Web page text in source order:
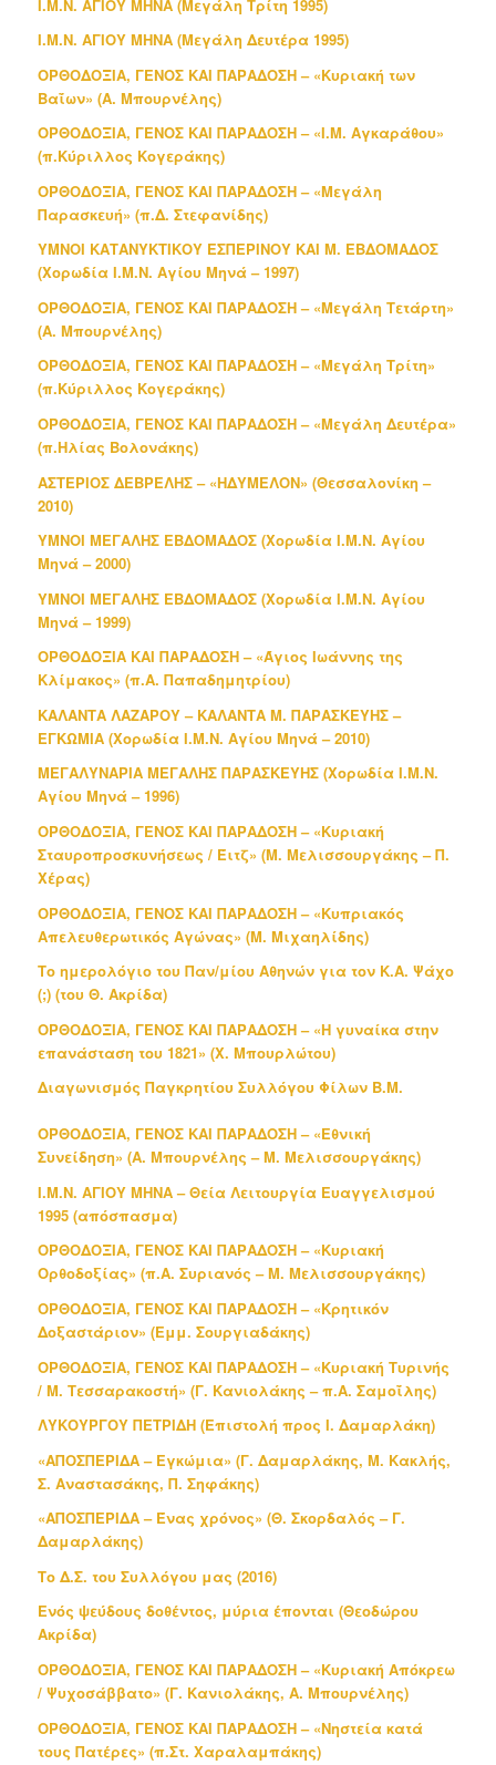
Ι.Μ.Ν. ΑΓΙΟΥ ΜΗΝΑ (Μεγάλη Τρίτη 1995)
Ι.Μ.Ν. ΑΓΙΟΥ ΜΗΝΑ (Μεγάλη Δευτέρα 1995)
ΟΡΘΟΔΟΞΙΑ, ΓΕΝΟΣ ΚΑΙ ΠΑΡΑΔΟΣΗ – «Κυριακή των
Βαΐων» (Α. Μπουρνέλης)
ΟΡΘΟΔΟΞΙΑ, ΓΕΝΟΣ ΚΑΙ ΠΑΡΑΔΟΣΗ – «Ι.Μ. Αγκαράθου»
(π.Κύριλλος Κογεράκης)
ΟΡΘΟΔΟΞΙΑ, ΓΕΝΟΣ ΚΑΙ ΠΑΡΑΔΟΣΗ – «Μεγάλη
Παρασκευή» (π.Δ. Στεφανίδης)
ΥΜΝΟΙ ΚΑΤΑΝΥΚΤΙΚΟΥ ΕΣΠΕΡΙΝΟΥ ΚΑΙ Μ. ΕΒΔΟΜΑΔΟΣ
(Χορωδία Ι.Μ.Ν. Αγίου Μηνά – 1997)
ΟΡΘΟΔΟΞΙΑ, ΓΕΝΟΣ ΚΑΙ ΠΑΡΑΔΟΣΗ – «Μεγάλη Τετάρτη»
(Α. Μπουρνέλης)
ΟΡΘΟΔΟΞΙΑ, ΓΕΝΟΣ ΚΑΙ ΠΑΡΑΔΟΣΗ – «Μεγάλη Τρίτη»
(π.Κύριλλος Κογεράκης)
ΟΡΘΟΔΟΞΙΑ, ΓΕΝΟΣ ΚΑΙ ΠΑΡΑΔΟΣΗ – «Μεγάλη Δευτέρα»
(π.Ηλίας Βολονάκης)
ΑΣΤΕΡΙΟΣ ΔΕΒΡΕΛΗΣ – «ΗΔΥΜΕΛΟΝ» (Θεσσαλονίκη –
2010)
ΥΜΝΟΙ ΜΕΓΑΛΗΣ ΕΒΔΟΜΑΔΟΣ (Χορωδία Ι.Μ.Ν. Αγίου
Μηνά – 2000)
ΥΜΝΟΙ ΜΕΓΑΛΗΣ ΕΒΔΟΜΑΔΟΣ (Χορωδία Ι.Μ.Ν. Αγίου
Μηνά – 1999)
ΟΡΘΟΔΟΞΙΑ ΚΑΙ ΠΑΡΑΔΟΣΗ – «Άγιος Ιωάννης της
Κλίμακος» (π.Α. Παπαδημητρίου)
ΚΑΛΑΝΤΑ ΛΑΖΑΡΟΥ – ΚΑΛΑΝΤΑ Μ. ΠΑΡΑΣΚΕΥΗΣ –
ΕΓΚΩΜΙΑ (Χορωδία Ι.Μ.Ν. Αγίου Μηνά – 2010)
ΜΕΓΑΛΥΝΑΡΙΑ ΜΕΓΑΛΗΣ ΠΑΡΑΣΚΕΥΗΣ (Χορωδία Ι.Μ.Ν.
Αγίου Μηνά – 1996)
ΟΡΘΟΔΟΞΙΑ, ΓΕΝΟΣ ΚΑΙ ΠΑΡΑΔΟΣΗ – «Κυριακή
Σταυροπροσκυνήσεως / Έιτζ» (Μ. Μελισσουργάκης – Π.
Χέρας)
ΟΡΘΟΔΟΞΙΑ, ΓΕΝΟΣ ΚΑΙ ΠΑΡΑΔΟΣΗ – «Κυπριακός
Απελευθερωτικός Αγώνας» (Μ. Μιχαηλίδης)
Το ημερολόγιο του Παν/μίου Αθηνών για τον Κ.Α. Ψάχο
(;) (του Θ. Ακρίδα)
ΟΡΘΟΔΟΞΙΑ, ΓΕΝΟΣ ΚΑΙ ΠΑΡΑΔΟΣΗ – «Η γυναίκα στην
επανάσταση του 1821» (Χ. Μπουρλώτου)
Διαγωνισμός Παγκρητίου Συλλόγου Φίλων Β.Μ.
ΟΡΘΟΔΟΞΙΑ, ΓΕΝΟΣ ΚΑΙ ΠΑΡΑΔΟΣΗ – «Εθνική
Συνείδηση» (Α. Μπουρνέλης – Μ. Μελισσουργάκης)
Ι.Μ.Ν. ΑΓΙΟΥ ΜΗΝΑ – Θεία Λειτουργία Ευαγγελισμού
1995 (απόσπασμα)
ΟΡΘΟΔΟΞΙΑ, ΓΕΝΟΣ ΚΑΙ ΠΑΡΑΔΟΣΗ – «Κυριακή
Ορθοδοξίας» (π.Α. Συριανός – Μ. Μελισσουργάκης)
ΟΡΘΟΔΟΞΙΑ, ΓΕΝΟΣ ΚΑΙ ΠΑΡΑΔΟΣΗ – «Κρητικόν
Δοξαστάριον» (Εμμ. Σουργιαδάκης)
ΟΡΘΟΔΟΞΙΑ, ΓΕΝΟΣ ΚΑΙ ΠΑΡΑΔΟΣΗ – «Κυριακή Τυρινής
/ Μ. Τεσσαρακοστή» (Γ. Κανιολάκης – π.Α. Σαμοΐλης)
ΛΥΚΟΥΡΓΟΥ ΠΕΤΡΙΔΗ (Επιστολή προς Ι. Δαμαρλάκη)
«ΑΠΟΣΠΕΡΙΔΑ – Εγκώμια» (Γ. Δαμαρλάκης, Μ. Κακλής,
Σ. Αναστασάκης, Π. Σηφάκης)
«ΑΠΟΣΠΕΡΙΔΑ – Ένας χρόνος» (Θ. Σκορδαλός – Γ.
Δαμαρλάκης)
Το Δ.Σ. του Συλλόγου μας (2016)
Ενός ψεύδους δοθέντος, μύρια έπονται (Θεοδώρου
Ακρίδα)
ΟΡΘΟΔΟΞΙΑ, ΓΕΝΟΣ ΚΑΙ ΠΑΡΑΔΟΣΗ – «Κυριακή Απόκρεω
/ Ψυχοσάββατο» (Γ. Κανιολάκης, Α. Μπουρνέλης)
ΟΡΘΟΔΟΞΙΑ, ΓΕΝΟΣ ΚΑΙ ΠΑΡΑΔΟΣΗ – «Νηστεία κατά
τους Πατέρες» (π.Στ. Χαραλαμπάκης)